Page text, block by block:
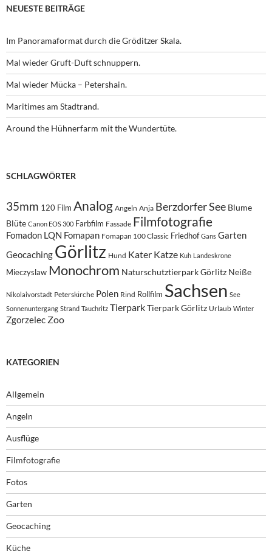
NEUESTE BEITRÄGE
Im Panoramaformat durch die Gröditzer Skala.
Mal wieder Gruft-Duft schnuppern.
Mal wieder Mücka – Petershain.
Maritimes am Stadtrand.
Around the Hühnerfarm mit the Wundertüte.
SCHLAGWÖRTER
35mm 120 Film Analog Angeln Anja Berzdorfer See Blume
Blüte Canon EOS 300 Farbfilm Fassade Filmfotografie
Fomadon LQN Fomapan Fomapan 100 Classic Friedhof Gans Garten
Geocaching Görlitz Hund Kater Katze Kuh Landeskrone
Mieczyslaw Monochrom Naturschutztierpark Görlitz Neiße
Nikolaivorstadt Peterskirche Polen Rind Rollfilm Sachsen See
Sonnenuntergang Strand Tauchritz TierparkTierpark Görlitz Urlaub Winter
Zgorzelec Zoo
KATEGORIEN
Allgemein
Angeln
Ausflüge
Filmfotografie
Fotos
Garten
Geocaching
Küche